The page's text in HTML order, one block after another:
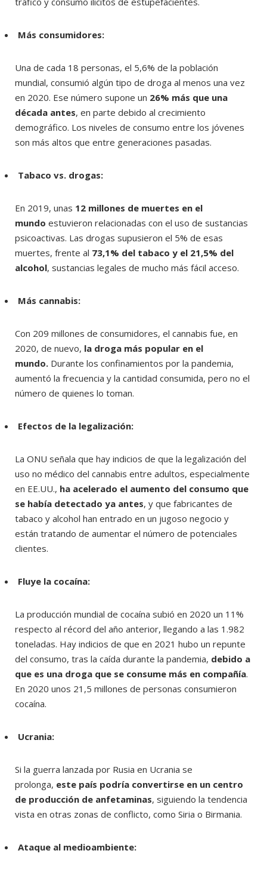
Más consumidores:
Una de cada 18 personas, el 5,6% de la población
mundial, consumió algún tipo de droga al menos una vez
en 2020. Ese número supone un 26% más que una
década antes, en parte debido al crecimiento
demográfico. Los niveles de consumo entre los jóvenes
son más altos que entre generaciones pasadas.
Tabaco vs. drogas:
En 2019, unas 12 millones de muertes en el
mundo estuvieron relacionadas con el uso de sustancias
psicoactivas. Las drogas supusieron el 5% de esas
muertes, frente al 73,1% del tabaco y el 21,5% del
alcohol, sustancias legales de mucho más fácil acceso.
Más cannabis:
Con 209 millones de consumidores, el cannabis fue, en
2020, de nuevo, la droga más popular en el
mundo. Durante los confinamientos por la pandemia,
aumentó la frecuencia y la cantidad consumida, pero no el
número de quienes lo toman.
Efectos de la legalización:
La ONU señala que hay indicios de que la legalización del
uso no médico del cannabis entre adultos, especialmente
en EE.UU., ha acelerado el aumento del consumo que
se había detectado ya antes, y que fabricantes de
tabaco y alcohol han entrado en un jugoso negocio y
están tratando de aumentar el número de potenciales
clientes.
Fluye la cocaína:
La producción mundial de cocaína subió en 2020 un 11%
respecto al récord del año anterior, llegando a las 1.982
toneladas. Hay indicios de que en 2021 hubo un repunte
del consumo, tras la caída durante la pandemia, debido a
que es una droga que se consume más en compañía.
En 2020 unos 21,5 millones de personas consumieron
cocaína.
Ucrania:
Si la guerra lanzada por Rusia en Ucrania se
prolonga, este país podría convertirse en un centro
de producción de anfetaminas, siguiendo la tendencia
vista en otras zonas de conflicto, como Siria o Birmania.
Ataque al medioambiente: